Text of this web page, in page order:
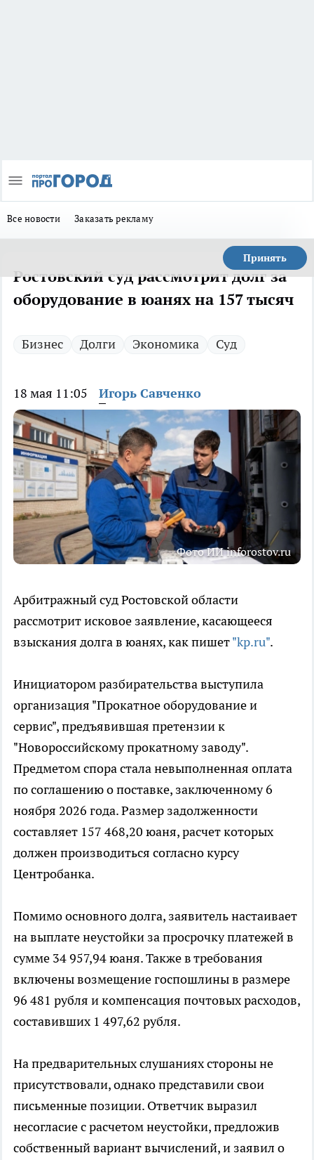
Все новости Заказать рекламу
Принять
Ростовский суд рассмотрит долг за
оборудование в юанях на 157 тысяч
Бизнес Долги Экономика Суд
18 мая 11:05 Игорь Савченко
Фото ИИ inforostov.ru
Арбитражный суд Ростовской области
рассмотрит исковое заявление, касающееся
взыскания долга в юанях, как пишет"kp.ru".
Инициатором разбирательства выступила
организация "Прокатное оборудование и
сервис", предъявившая претензии к
"Новороссийскому прокатному заводу".
Предметом спора стала невыполненная оплата
по соглашению о поставке, заключенному 6
ноября 2026 года. Размер задолженности
составляет 157 468,20 юаня, расчет которых
должен производиться согласно курсу
Центробанка.
Помимо основного долга, заявитель настаивает
на выплате неустойки за просрочку платежей в
сумме 34 957,94 юаня. Также в требования
включены возмещение госпошлины в размере
96 481 рубля и компенсация почтовых расходов,
составивших 1 497,62 рубля.
На предварительных слушаниях стороны не
присутствовали, однако представили свои
письменные позиции. Ответчик выразил
несогласие с расчетом неустойки, предложив
собственный вариант вычислений, и заявил о